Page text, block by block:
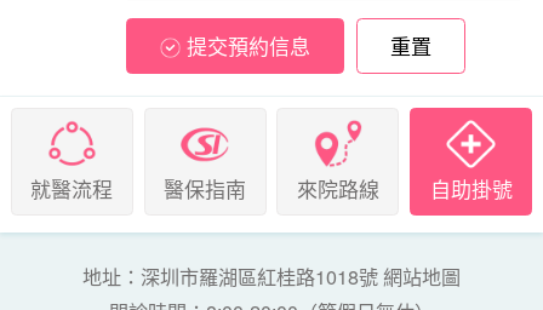
提交預約信息 重置
就醫流程 醫保指南 來院路線 自助掛號
地址：深圳市羅湖區紅桂路1018號網站地圖